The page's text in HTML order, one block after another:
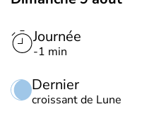
Journée
-1 min
Dernier
croissant de Lune